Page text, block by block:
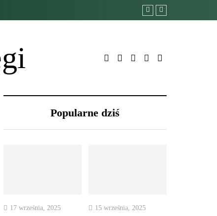
Popularne dziś
17 września, 2025 15 września, 2025